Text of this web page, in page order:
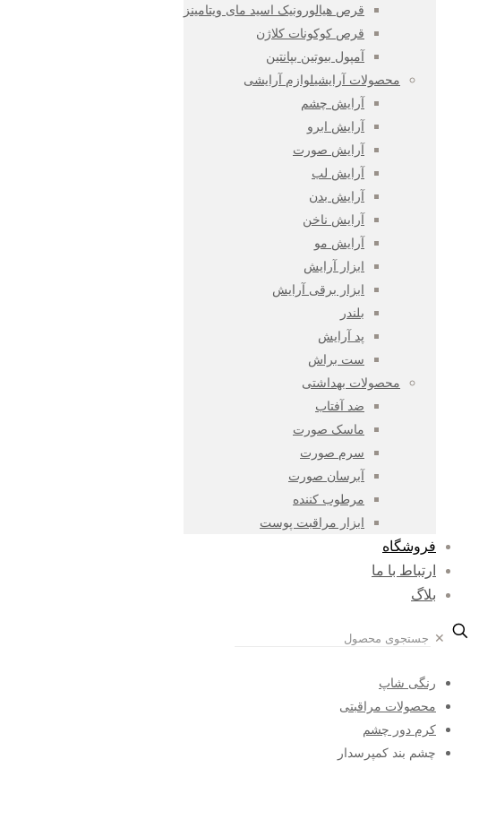
قرص هیالورونیک اسید مای ویتامینز
قرص کوکونات کلاژن
آمپول بیوتین بپانتین
محصولات آرایشیلوازم آرایشی
آرایش چشم
آرایش ابرو
آرایش صورت
آرایش لب
آرایش بدن
آرایش ناخن
آرایش مو
ابزار آرایش
ابزار برقی آرایش
بلندر
پد آرایش
ست براش
محصولات بهداشتی
ضد آفتاب
ماسک صورت
سرم صورت
آبرسان صورت
مرطوب کننده
ابزار مراقبت پوست
فروشگاه
ارتباط با ما
بلاگ
✕
رنگی شاپ
محصولات مراقبتی
کرم دور چشم
چشم بند کمپرسدار